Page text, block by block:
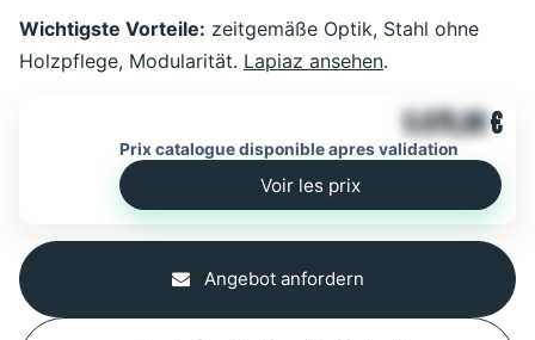
Wichtigste Vorteile: zeitgemäße Optik, Stahl ohne
Holzpflege, Modularität. Lapiaz ansehen.
5.075,00€
Prix catalogue disponible apres validation
Voir les prix
Angebot anfordern